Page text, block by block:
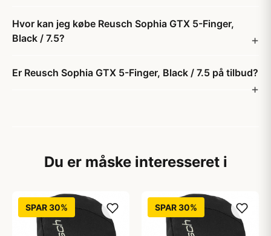
Hvor kan jeg købe Reusch Sophia GTX 5-Finger,
Black / 7.5?
Er Reusch Sophia GTX 5-Finger, Black / 7.5 på tilbud?
Du er måske interesseret i
SPAR 30% SPAR 30%